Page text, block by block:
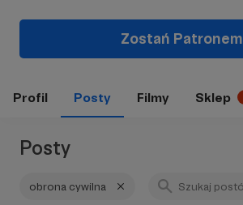
Zostań Patronem
Profil Posty Filmy Sklep
Posty
obrona cywilna